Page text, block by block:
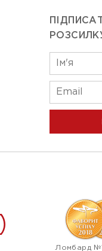
Ломбард